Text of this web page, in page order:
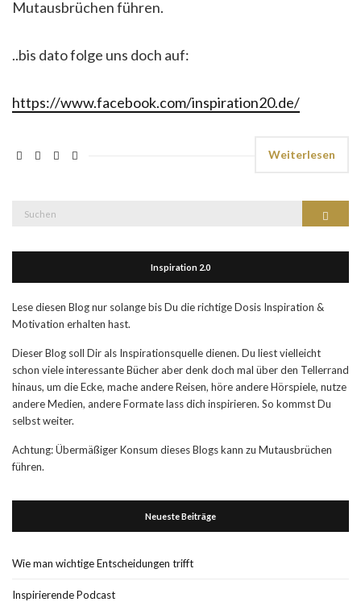
Mutausbrüchen führen.
..bis dato folge uns doch auf:
https://www.facebook.com/inspiration20.de/
Weiterlesen
Inspiration 2.0
Lese diesen Blog nur solange bis Du die richtige Dosis Inspiration &
Motivation erhalten hast.
Dieser Blog soll Dir als Inspirationsquelle dienen. Du liest vielleicht
schon viele interessante Bücher aber denk doch mal über den Tellerrand
hinaus, um die Ecke, mache andere Reisen, höre andere Hörspiele, nutze
andere Medien, andere Formate lass dich inspirieren. So kommst Du
selbst weiter.
Achtung: Übermäßiger Konsum dieses Blogs kann zu Mutausbrüchen
führen.
Neueste Beiträge
Wie man wichtige Entscheidungen trifft
Inspirierende Podcast